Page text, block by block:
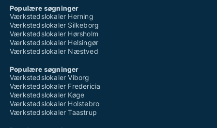
Populære søgninger
Værkstedslokaler Herning
Værkstedslokaler Silkeborg
Værkstedslokaler Hørsholm
Værkstedslokaler Helsingør
Værkstedslokaler Næstved
Populære søgninger
Værkstedslokaler Viborg
Værkstedslokaler Fredericia
Værkstedslokaler Køge
Værkstedslokaler Holstebro
Værkstedslokaler Taastrup